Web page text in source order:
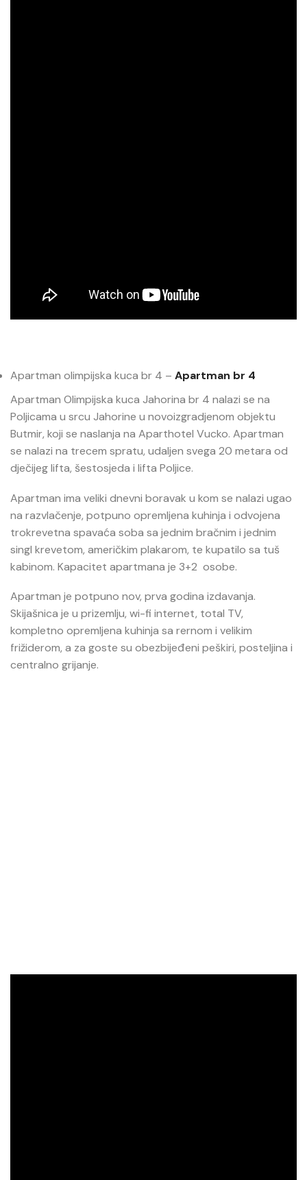
Apartman olimpijska kuca br 4 – Apartman br 4
Apartman Olimpijska kuca Jahorina br 4 nalazi se na
Poljicama u srcu Jahorine u novoizgradjenom objektu
Butmir, koji se naslanja na Aparthotel Vucko. Apartman
se nalazi na trecem spratu, udaljen svega 20 metara od
dječijeg lifta, šestosjeda i lifta Poljice.
Apartman ima veliki dnevni boravak u kom se nalazi ugao
na razvlačenje, potpuno opremljena kuhinja i odvojena
trokrevetna spavaća soba sa jednim bračnim i jednim
singl krevetom, američkim plakarom, te kupatilo sa tuš
kabinom. Kapacitet apartmana je 3+2 osobe.
Apartman je potpuno nov, prva godina izdavanja.
Skijašnica je u prizemlju, wi-fi internet, total TV,
kompletno opremljena kuhinja sa rernom i velikim
frižiderom, a za goste su obezbijeđeni peškiri, posteljina i
centralno grijanje.